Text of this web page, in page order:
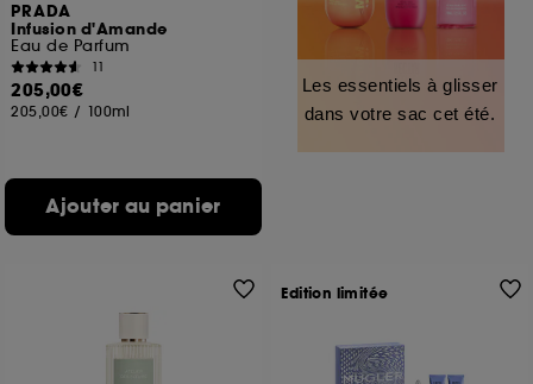
PRADA
Infusion d'Amande
Eau de Parfum
11
205,00€
205,00€ / 100ml
Ajouter au panier
Les essentiels à glisser
dans votre sac cet été.
Edition limitée